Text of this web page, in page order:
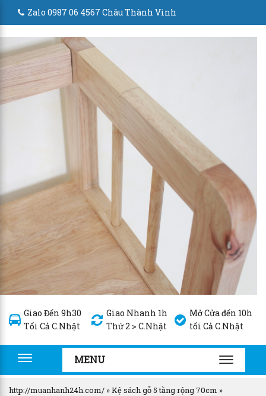
Zalo 0987 06 4567 Châu Thành Vinh
Giao Đến 9h30
Tối Cả C.Nhật
Giao Nhanh 1h
Thứ 2 > C.Nhật
Mở Cửa đến 10h
tối Cả C.Nhật
Toggle
navigation
MENU
TOGGLE
http://muanhanh24h.com/ »Kệ sách gỗ 5 tầng rộng 70cm »